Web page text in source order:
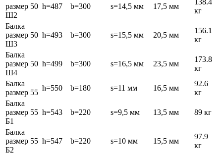
размер 50
Ш2
h=487 b=300 s=14,5 мм 17,5 мм
138.4
кг
Балка
размер 50
Ш3
h=493 b=300 s=15,5 мм 20,5 мм
156.1
кг
Балка
размер 50
Ш4
h=499 b=300 s=16,5 мм 23,5 мм
173.8
кг
Балка
размер 55
h=550 b=180 s=11 мм 16,5 мм
92.6
кг
Балка
размер 55
Б1
h=543 b=220 s=9,5 мм 13,5 мм 89 кг
Балка
размер 55
Б2
h=547 b=220 s=10 мм 15,5 мм
97.9
кг